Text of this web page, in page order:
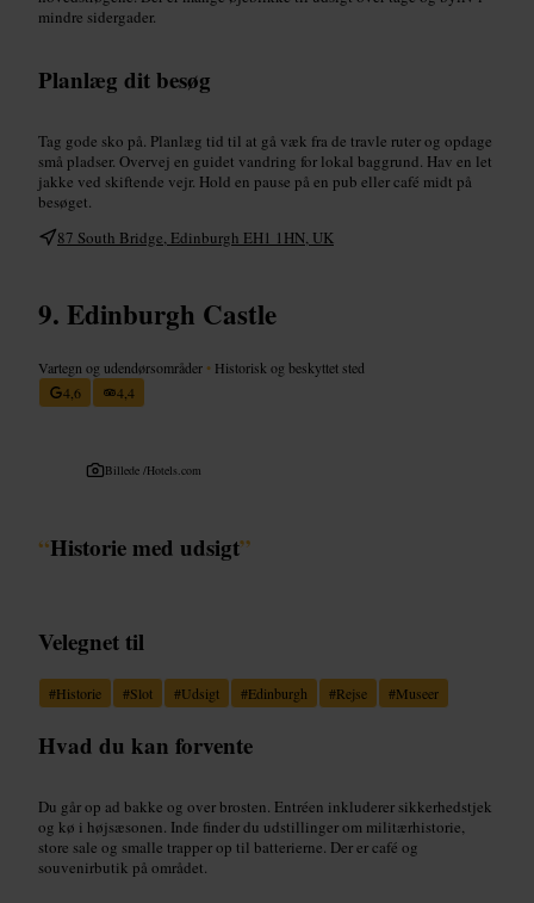
mindre sidergader.
Planlæg dit besøg
Tag gode sko på. Planlæg tid til at gå væk fra de travle ruter og opdage
små pladser. Overvej en guidet vandring for lokal baggrund. Hav en let
jakke ved skiftende vejr. Hold en pause på en pub eller café midt på
besøget.
87 South Bridge, Edinburgh EH1 1HN, UK
Edinburgh Castle
Vartegn og udendørsområder • Historisk og beskyttet sted
4,6
4,4
Billede /Hotels.com
“Historie med udsigt”
Velegnet til
#Historie #Slot #Udsigt #Edinburgh #Rejse #Museer
Hvad du kan forvente
Du går op ad bakke og over brosten. Entréen inkluderer sikkerhedstjek
og kø i højsæsonen. Inde finder du udstillinger om militærhistorie,
store sale og smalle trapper op til batterierne. Der er café og
souvenirbutik på området.